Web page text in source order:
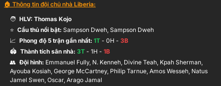
🏠 Thông tin đội chủ nhà Liberia:
🧑 HLV: Thomas Kojo
⭐ Cầu thủ nổi bật: Sampson Dweh, Sampson Dweh
📈 Phong độ 5 trận gần nhất: 1T - 0H - 3B
🏟️ Thành tích sân nhà: 3T - 1H - 1B
👥 Đội hình: Emmanuel Fully, N. Kenneh, Divine Teah, Kpah Sherman,
Ayouba Kosiah, George McCartney, Philip Tarnue, Amos Wesseh, Natus
Jamel Swen, Oscar, Arago Jamal